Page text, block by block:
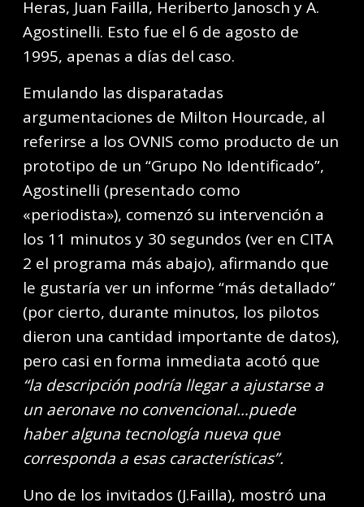
Heras, Juan Failla, Heriberto Janosch y A.
Agostinelli. Esto fue el 6 de agosto de
1995, apenas a días del caso.
Emulando las disparatadas
argumentaciones de Milton Hourcade, al
referirse a los OVNIS como producto de un
prototipo de un “Grupo No Identificado”,
Agostinelli (presentado como
«periodista»), comenzó su intervención a
los 11 minutos y 30 segundos (ver en CITA
2 el programa más abajo), afirmando que
le gustaría ver un informe “más detallado”
(por cierto, durante minutos, los pilotos
dieron una cantidad importante de datos),
pero casi en forma inmediata acotó que
“la descripción podría llegar a ajustarse a
un aeronave no convencional…puede
haber alguna tecnología nueva que
corresponda a esas características”.
Uno de los invitados (J.Failla), mostró una